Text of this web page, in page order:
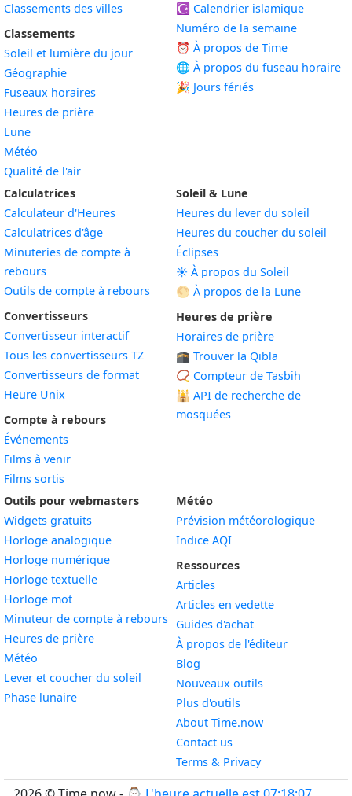
Classements des villes
Classements
Soleil et lumière du jour
Géographie
Fuseaux horaires
Heures de prière
Lune
Météo
Qualité de l'air
☪️ Calendrier islamique
Numéro de la semaine
⏰ À propos de Time
🌐 À propos du fuseau horaire
🎉 Jours fériés
Calculatrices
Calculateur d'Heures
Calculatrices d'âge
Minuteries de compte à
rebours
Outils de compte à rebours
Convertisseurs
Convertisseur interactif
Tous les convertisseurs TZ
Convertisseurs de format
Heure Unix
Compte à rebours
Événements
Films à venir
Films sortis
Soleil & Lune
Heures du lever du soleil
Heures du coucher du soleil
Éclipses
☀️ À propos du Soleil
🌕 À propos de la Lune
Heures de prière
Horaires de prière
🕋 Trouver la Qibla
📿 Compteur de Tasbih
🕌 API de recherche de
mosquées
Outils pour webmasters
Widgets gratuits
Horloge analogiqueWidget
Horloge numériqueWidget
Horloge textuelleWidget
Horloge motWidget
Minuteur de compte à rebours Widget
Heures de prièreWidget
Météo
Lever et coucher du soleil
Phase lunaireWidget
Météo
Prévision météorologique
Indice AQI
Ressources
Articles
Articles en vedette
Guides d'achat
À propos de l'éditeur
Blog
Nouveaux outils
Plus d'outils
About Time.now
Contact us
Terms & Privacy